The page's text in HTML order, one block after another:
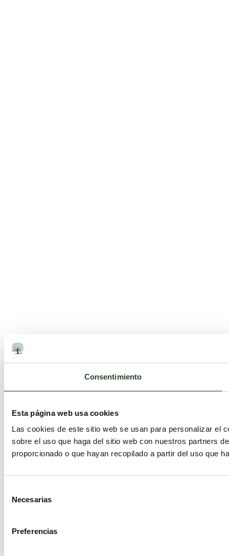
Consentimiento
Esta página web usa cookies
Las cookies de este sitio web se usan para personalizar el
sobre el uso que haga del sitio web con nuestros partners
proporcionado o que hayan recopilado a partir del uso que
Necesarias
Preferencias